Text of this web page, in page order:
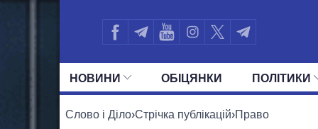
НОВИНИ ОБIЦЯНКИ ПОЛIТИКИ
УСІ ПОЛІТИКИ ПРЕЗИДЕНТ І ОФІС
Слово і Діло›Стрічка публікацій›Право